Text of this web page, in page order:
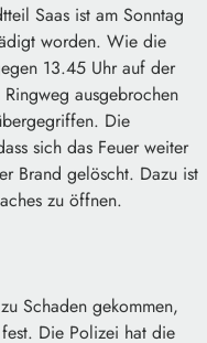
Saas ist am Sonntag
worden. Wie die
13.45 Uhr auf der
ausgebrochen
Die
sich das Feuer weiter
Brand gelöscht. Dazu ist
zu öffnen.
Schaden gekommen,
Die Polizei hat die